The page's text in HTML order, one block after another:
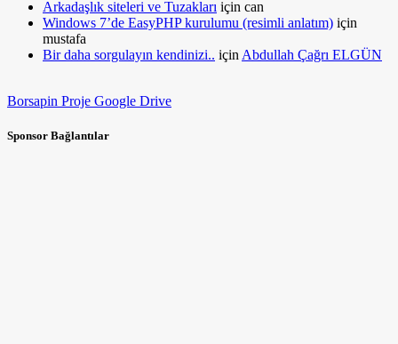
Arkadaşlık siteleri ve Tuzakları için can
Windows 7’de EasyPHP kurulumu (resimli anlatım) için
mustafa
Bir daha sorgulayın kendinizi.. için Abdullah Çağrı ELGÜN
Borsapin Proje Google Drive
Sponsor Bağlantılar